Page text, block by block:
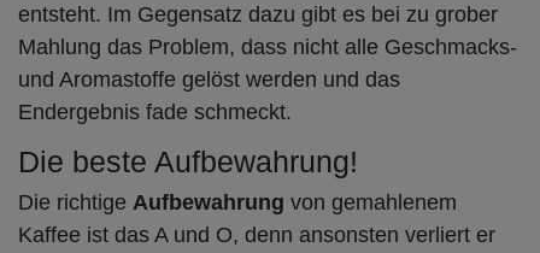
entsteht. Im Gegensatz dazu gibt es bei zu grober
Mahlung das Problem, dass nicht alle Geschmacks-
und Aromastoffe gelöst werden und das
Endergebnis fade schmeckt.
Die beste Aufbewahrung!
Die richtige Aufbewahrung von gemahlenem
Kaffee ist das A und O, denn ansonsten verliert er